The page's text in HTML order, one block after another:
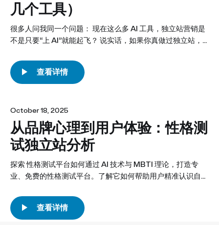
前，是因为你优化的指标不对——而其他人则将 AI 可见性与业
务成果直接挂钩。 * 你的故事会被第三方内容改写，而你无法
参与内容的准确性、定价或定位。 这篇博客阐述了一个清晰
实用的应对框架，指导我们如何应对，而不是惊慌失措，而是
索引擎优化），哪些新的信号和策略至关重要，以及如何在变
革悄然发
几个工具）
很多人问我同一个问题： 现在这么多 AI 工具，独立站营销是
不是只要“上 AI”就能起飞？ 说实话，如果你真做过独立站，
大概率会和我一样，对这句话非常警惕。 不是因为 AI 没用，
而是因为—— 独立站的问题，绝大多数从来不是“不会做内
不聊“AI 营销趋势”，也不讲某个工具多强，而是从一个偏操盘
视角，讲一套更现实、更不完美、但更适合独立站长期跑的
AI 使用方式。 一、先说一句可能不太好听的话 大多数独立站
从品牌心理到用户体验：性格测
试独立站分析
探索 性格测试平台如何通过 AI 技术与 MBTI 理论，打造专
业、免费的性格测试平台。了解它如何帮助用户精准认识自
October 18, 2025